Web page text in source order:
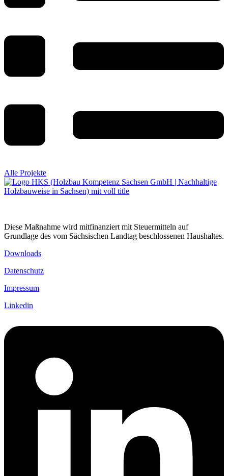
Alle Projekte
Diese Maßnahme wird mitfinanziert mit Steuermitteln auf
Grundlage des vom Sächsischen Landtag beschlossenen Haushaltes.
Downloads
Datenschutz
Impressum
Linkedin